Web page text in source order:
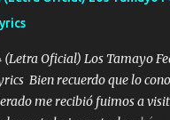
el vuelo y la mente y
un buen trago Y así es como
los versos que voy
vido alta y bajas La carreta
nunca le aflojamos Ya me
cosas Y aunque ustedes no
(Letra Oficial) Los Tamayo
Bien recuerdo que lo
me recibió fuimos a